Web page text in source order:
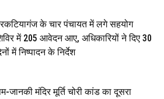
जॉंच को सोना-चांदी दुकानों का एसडीपीओ और
किया निरीक्षण, 19 June 2026
भाई ने मां के साथ मिलकर की भाई की हत्या, शव
गिरफ्तार, 14 June 2026
के चार पंचायत में लगे सहयोग
में 205 आवेदन आए, अधिकारियों ने दिए 30
में निष्पादन के निर्देश
जानकी मंदिर मूर्ति चोरी कांड का दूसरा